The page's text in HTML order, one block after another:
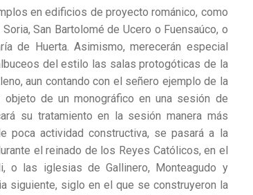
en edificios de proyecto románico, como
San Bartolomé de Ucero o Fuensaúco, o
de Huerta. Asimismo, merecerán especial
del estilo las salas protogóticas de la
aun contando con el señero ejemplo de la
de un monográfico en una sesión de
su tratamiento en la sesión manera más
poca actividad constructiva, se pasará a la
el reinado de los Reyes Católicos, en el
o las iglesias de Gallinero, Monteagudo y
siguiente, siglo en el que se construyeron la